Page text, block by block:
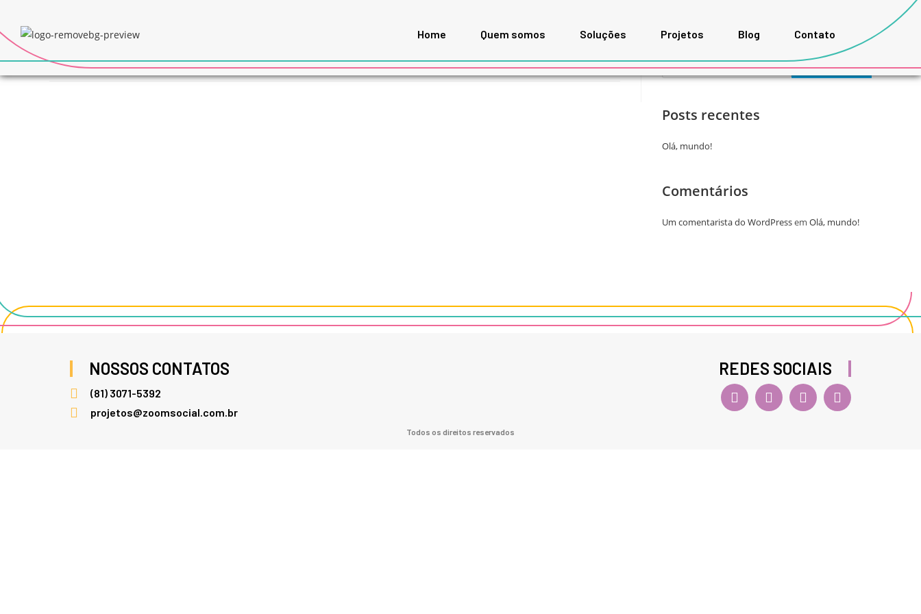
Home Quem somos Soluções Projetos Blog Contato
QUINTAIS QUILOMBOLAS Pesquisar
PESQUISAR
Posts recentes
Olá, mundo!
Comentários
Um comentarista do WordPressem Olá, mundo!
NOSSOS CONTATOS
(81) 3071-5392
projetos@zoomsocial.com.br
Todos os direitos reservados
REDES SOCIAIS